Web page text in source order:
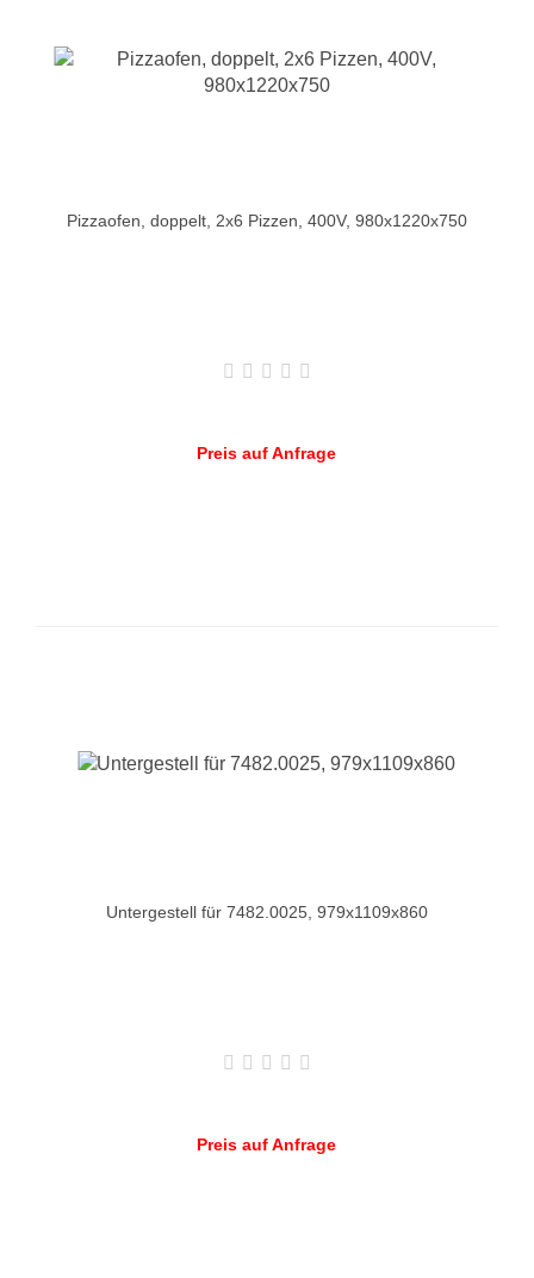
Pizzaofen, doppelt, 2x6 Pizzen, 400V, 980x1220x750
Preis auf Anfrage
Untergestell für 7482.0025, 979x1109x860
Preis auf Anfrage